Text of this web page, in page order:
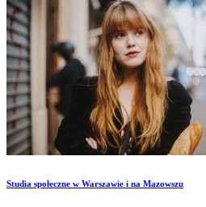
Studia społeczne w Warszawie i na Mazowszu